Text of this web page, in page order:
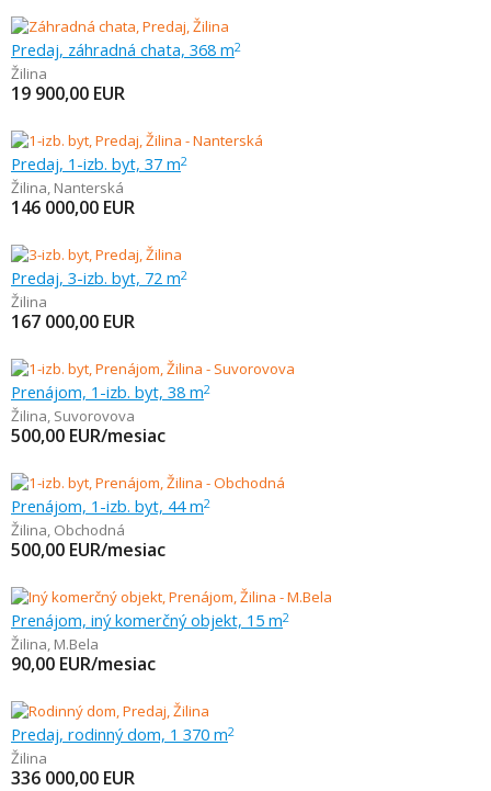
Predaj, záhradná chata, 368 m2
Žilina
19 900,00 EUR
Predaj, 1-izb. byt, 37 m2
Žilina, Nanterská
146 000,00 EUR
Predaj, 3-izb. byt, 72 m2
Žilina
167 000,00 EUR
Prenájom, 1-izb. byt, 38 m2
Žilina, Suvorovova
500,00 EUR/mesiac
Prenájom, 1-izb. byt, 44 m2
Žilina, Obchodná
500,00 EUR/mesiac
Prenájom, iný komerčný objekt, 15 m2
Žilina, M.Bela
90,00 EUR/mesiac
Predaj, rodinný dom, 1 370 m2
Žilina
336 000,00 EUR